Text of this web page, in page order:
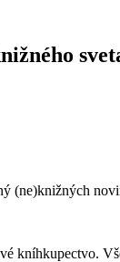
(ne)knižných
kníhkupectvo.